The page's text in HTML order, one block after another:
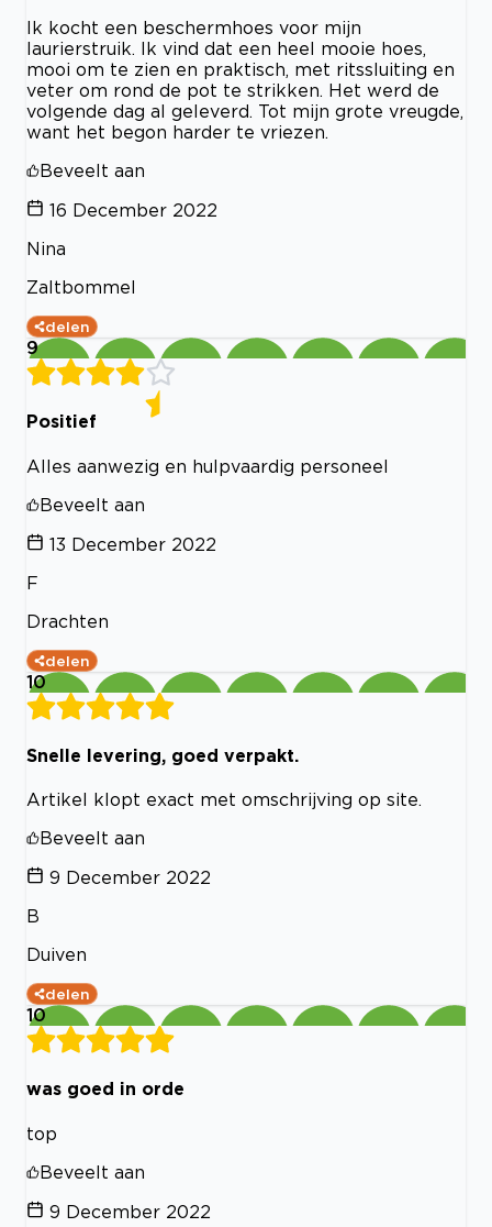
Ik kocht een beschermhoes voor mijn
laurierstruik. Ik vind dat een heel mooie hoes,
mooi om te zien en praktisch, met ritssluiting en
veter om rond de pot te strikken. Het werd de
volgende dag al geleverd. Tot mijn grote vreugde,
want het begon harder te vriezen.
Beveelt aan
16 December 2022
Nina
Zaltbommel
delen
9
Positief
Alles aanwezig en hulpvaardig personeel
Beveelt aan
13 December 2022
F
Drachten
delen
10
Snelle levering, goed verpakt.
Artikel klopt exact met omschrijving op site.
Beveelt aan
9 December 2022
B
Duiven
delen
10
was goed in orde
top
Beveelt aan
9 December 2022